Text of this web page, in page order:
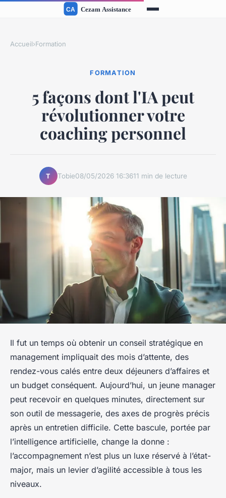
Accueil›Formation
FORMATION
5 façons dont l'IA peut
révolutionner votre
coaching personnel
T Tobie08/05/2026 16:3611 min de lecture
Il fut un temps où obtenir un conseil stratégique en
management impliquait des mois d’attente, des
rendez-vous calés entre deux déjeuners d’affaires et
un budget conséquent. Aujourd’hui, un jeune manager
peut recevoir en quelques minutes, directement sur
son outil de messagerie, des axes de progrès précis
après un entretien difficile. Cette bascule, portée par
l’intelligence artificielle, change la donne :
l’accompagnement n’est plus un luxe réservé à l’état-
major, mais un levier d’agilité accessible à tous les
niveaux.